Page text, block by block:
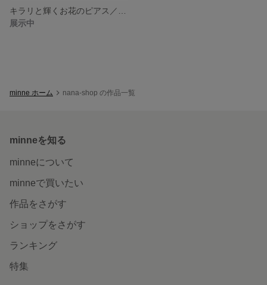
展示中
minne ホーム nana-shop の作品一覧
minneを知る
minneについて
minneで買いたい
作品をさがす
ショップをさがす
ランキング
特集